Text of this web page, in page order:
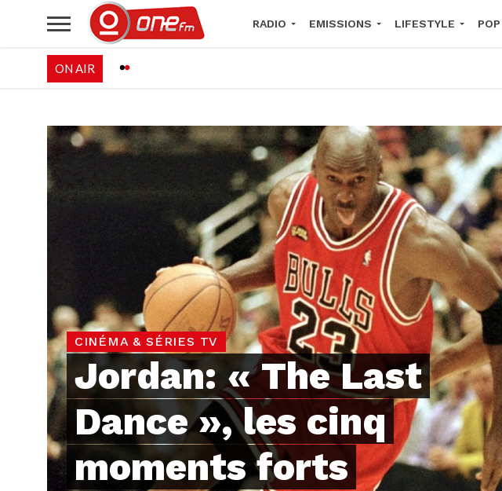
RADIO EMISSIONS LIFESTYLE
ON AIR
CINÉMA & SÉRIES TV
Jordan: « The Last
Dance », les cinq
moments forts